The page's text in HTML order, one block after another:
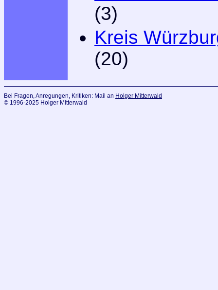
(3)
Kreis
(20)
Bei Fragen, Anregungen, Kritiken: Mail an Holger Mitterwald
© 1996-2025 Holger Mitterwald